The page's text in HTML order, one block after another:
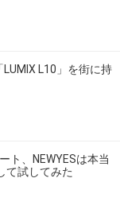
L10」を街に持
ト、NEWYESは本当
て試してみた